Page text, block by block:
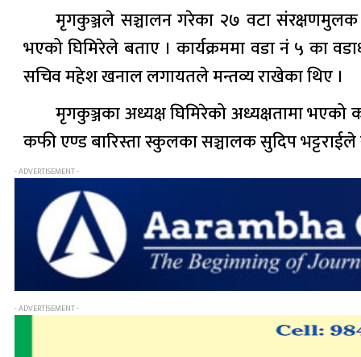
मृगकुञ्जले सञ्चालन गरेका २७ वटा संरक्षणमुलक
भएको घिमिरेले बताए । कार्यक्रममा वडा नं ५ का
सचिव महेश खनाल लगायतले मन्तव्य राखेका थिए ।
मृगकुञ्जका अध्यक्ष घिमिरेको अध्यक्षतामा भएको
कफी एण्ड बारिस्ता स्कुलका सञ्चालक सुदिप
- ADVERTISEMENT -
- ADVERTISEMENT -